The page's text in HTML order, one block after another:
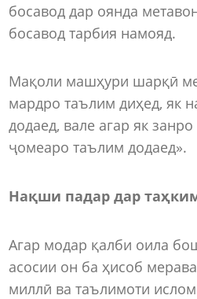
босавод дар оянда
босавод тарбия намояд.
Мақоли машҳури шарқӣ
мардро таълим диҳед, як
додаед, вале агар як
ҷомеаро таълим додаед».
Нақши падар дар
Агар модар қалби оила
асосии он ба ҳисоб
миллӣ ва таълимоти